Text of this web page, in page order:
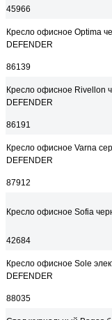
45966
Кресло офисное Optima
DEFENDER
86139
Кресло офисное Rivellon
DEFENDER
86191
Кресло офисное Varna
DEFENDER
87912
Кресло офисное Sofia
42684
Кресло офисное Sole
DEFENDER
88035